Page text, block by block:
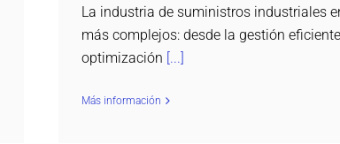
La industria de suministros industriales
más complejos: desde la gestión
optimización [...]
Más información